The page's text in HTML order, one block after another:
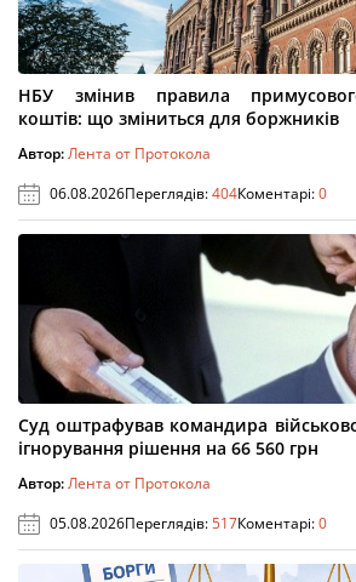
НБУ змінив правила
коштів: що зміниться для боржників
Автор:Лента от Протокола
06.08.2026Переглядів:404Коментарі:0
Суд оштрафував командира
ігнорування рішення на 66 560 грн
Автор:Лента от Протокола
05.08.2026Переглядів:517Коментарі:0